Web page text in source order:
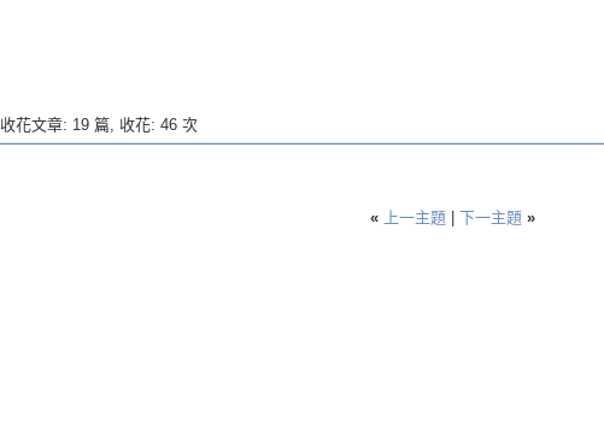
收花文章: 19 篇, 收花: 46 次
« 上一主題 |下一主題 »